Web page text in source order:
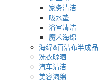
家务清洁
吸水垫
浴室清洁
魔术海绵
海绵&百洁布半成品
洗衣晾晒
汽车清洁
美容海绵